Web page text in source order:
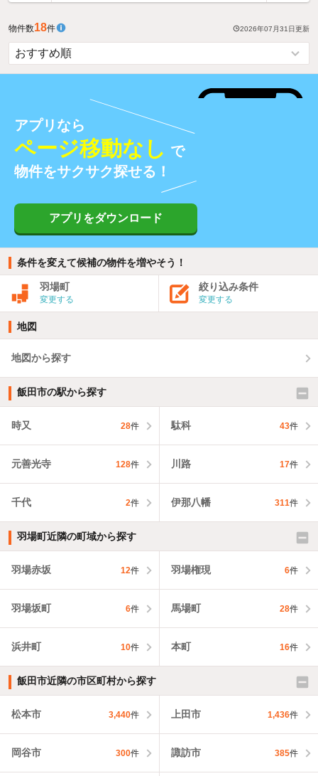
物件数18件 2026年07月31日更新
アプリなら
ページ移動なし で
物件をサクサク探せる！
アプリをダウンロード
条件を変えて候補の物件を増やそう！
羽場町
変更する
絞り込み条件
変更する
地図
地図から探す
飯田市の駅から探す
時又 28件 駄科 43件
元善光寺 128件 川路 17件
千代 2件 伊那八幡 311件
羽場町近隣の町域から探す
羽場赤坂 12件 羽場権現 6件
羽場坂町 6件 馬場町 28件
浜井町 10件 本町 16件
飯田市近隣の市区町村から探す
松本市 3,440件 上田市 1,436件
岡谷市 300件 諏訪市 385件